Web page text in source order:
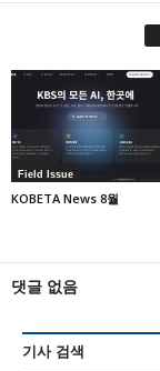
Field Issue
KOBETA News 8월
댓글 없음
기사 검색